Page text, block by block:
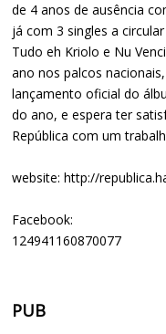
de 4 anos de ausência
já com 3 singles a
Tudo eh Kriolo e Nu
ano nos palcos
lançamento oficial do
do ano, e espera ter
República com um
website: http://
Facebook: https://
124941160870077
PUB